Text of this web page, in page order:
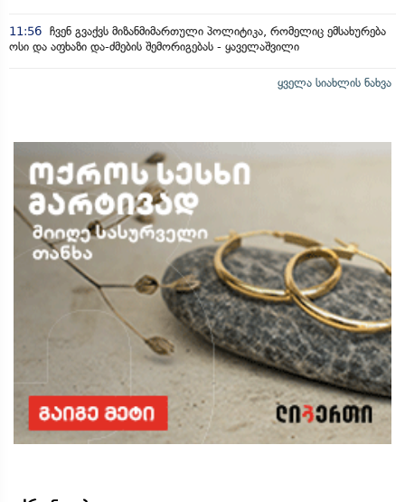
11:56 ჩვენ გვაქვს მიზანმიმართული პოლიტიკა, რომელიც ემსახურება
ოსი და აფხაზი და-ძმების შემორიგებას - ყაველაშვილი
ყველა სიახლის ნახვა